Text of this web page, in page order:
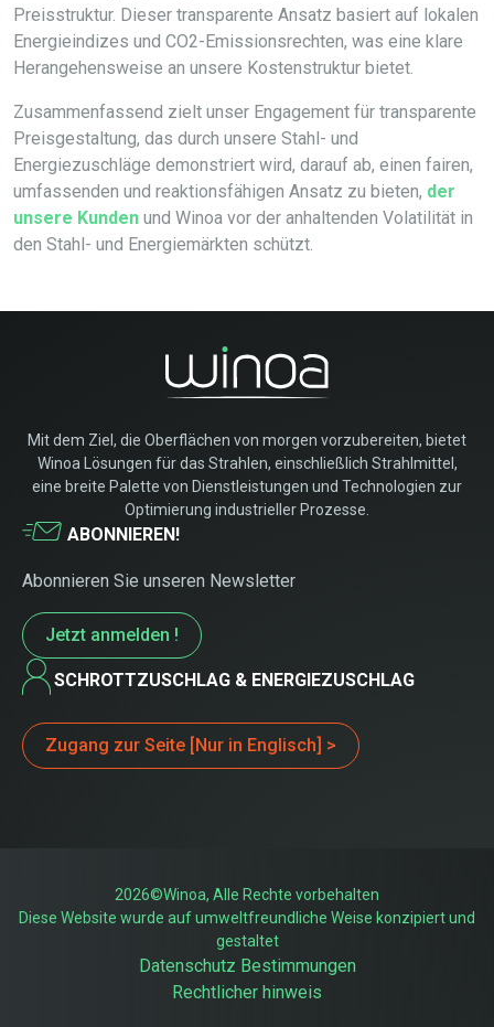
Preisstruktur. Dieser transparente Ansatz basiert auf lokalen
Energieindizes und CO2-Emissionsrechten, was eine klare
Herangehensweise an unsere Kostenstruktur bietet.
Zusammenfassend zielt unser Engagement für transparente
Preisgestaltung, das durch unsere Stahl- und
Energiezuschläge demonstriert wird, darauf ab, einen fairen,
umfassenden und reaktionsfähigen Ansatz zu bieten, der
unsere Kunden und Winoa vor der anhaltenden Volatilität in
den Stahl- und Energiemärkten schützt.
Mit dem Ziel, die Oberflächen von morgen vorzubereiten, bietet
Winoa Lösungen für das Strahlen, einschließlich Strahlmittel,
eine breite Palette von Dienstleistungen und Technologien zur
Optimierung industrieller Prozesse.
ABONNIEREN!
Abonnieren Sie unseren Newsletter
Jetzt anmelden !
SCHROTTZUSCHLAG & ENERGIEZUSCHLAG
Zugang zur Seite [Nur in Englisch] >
2026©Winoa, Alle Rechte vorbehalten
Diese Website wurde auf umweltfreundliche Weise konzipiert und
gestaltet
Datenschutz Bestimmungen
Rechtlicher hinweis